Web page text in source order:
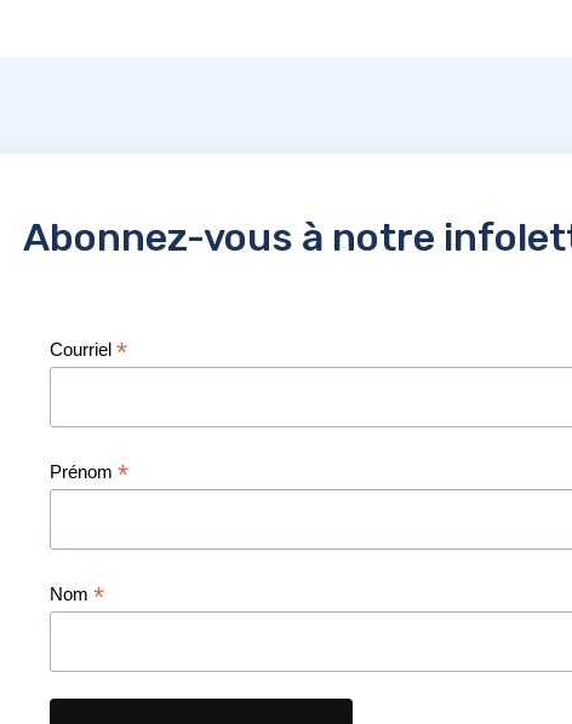
Abonnez-vous à notre
Courriel *
Prénom *
Nom *